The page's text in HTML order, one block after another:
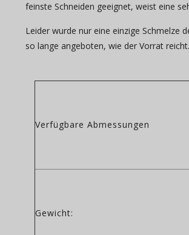
feinste Schneiden geeignet, weist eine
Leider wurde nur eine einzige Schmelze
so lange angeboten, wie der Vorrat reicht.
Verfügbare Abmessungen
Gewicht: